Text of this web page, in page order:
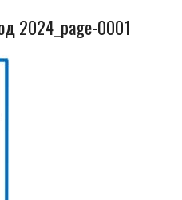
БЛАГОЧИНИЕ
2024_page-0001